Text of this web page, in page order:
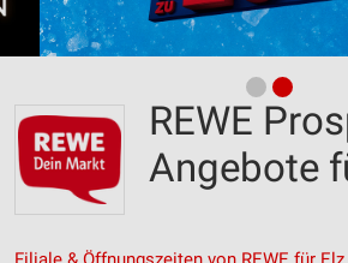
REWE
Angebote